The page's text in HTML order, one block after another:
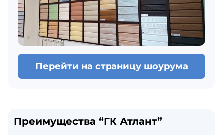
Перейти на страницу шоурума
Преимущества “ГК Атлант”